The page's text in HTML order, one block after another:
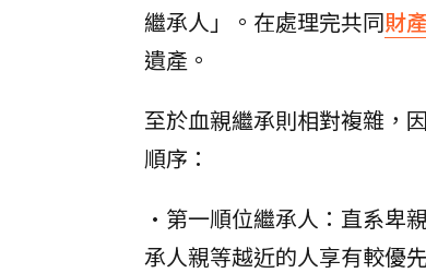
繼承人」。在處理完共同財
遺產。
至於血親繼承則相對複雜，
順序：
•第一順位繼承人：直系卑
承人親等越近的人享有較優